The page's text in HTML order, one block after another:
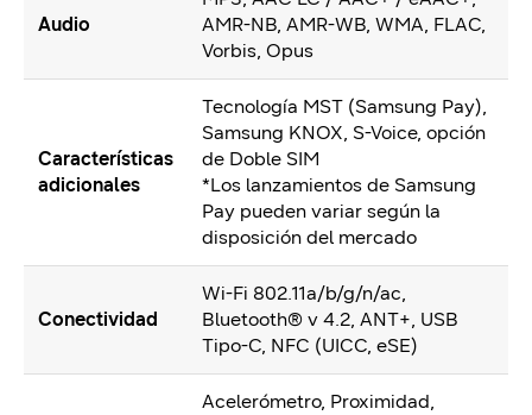
Audio
AMR-NB, AMR-WB, WMA, FLAC,
Vorbis, Opus
Características
adicionales
Tecnología MST (Samsung Pay),
Samsung KNOX, S-Voice, opción
de Doble SIM
*Los lanzamientos de Samsung
Pay pueden variar según la
disposición del mercado
Conectividad
Wi-Fi 802.11a/b/g/n/ac,
Bluetooth® v 4.2, ANT+, USB
Tipo-C, NFC (UICC, eSE)
Acelerómetro, Proximidad,